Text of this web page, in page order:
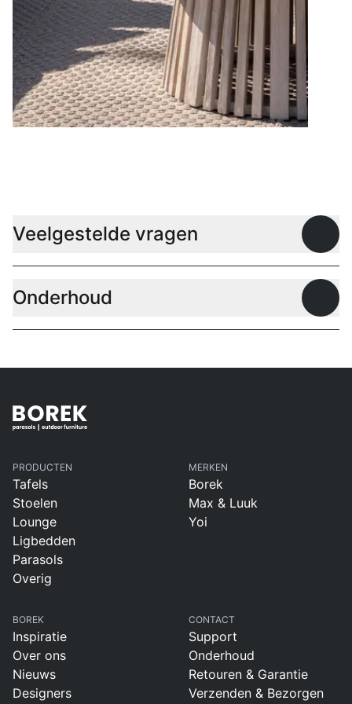
Veelgestelde vragen
Onderhoud
PRODUCTEN
Tafels
Stoelen
Lounge
Ligbedden
Parasols
Overig
MERKEN
Borek
Max & Luuk
Yoi
BOREK
Inspiratie
Over ons
Nieuws
Designers
CONTACT
Support
Onderhoud
Retouren & Garantie
Verzenden & Bezorgen